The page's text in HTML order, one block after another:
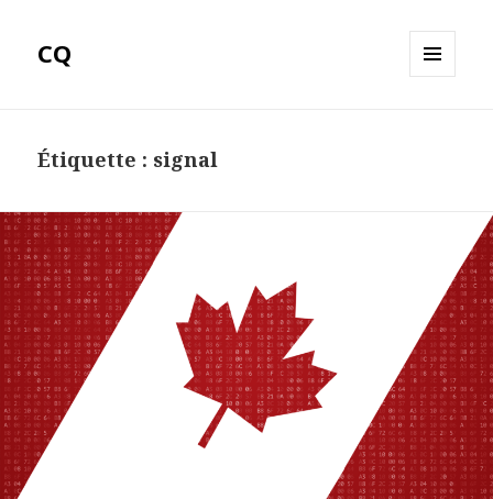
CQ
Étiquette : signal